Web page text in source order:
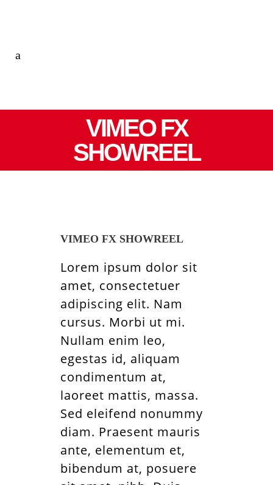
VIMEO FX
SHOWREEL
VIMEO FX SHOWREEL
Lorem ipsum dolor sit
amet, consectetuer
adipiscing elit. Nam
cursus. Morbi ut mi.
Nullam enim leo,
egestas id, aliquam
condimentum at,
laoreet mattis, massa.
Sed eleifend nonummy
diam. Praesent mauris
ante, elementum et,
bibendum at, posuere